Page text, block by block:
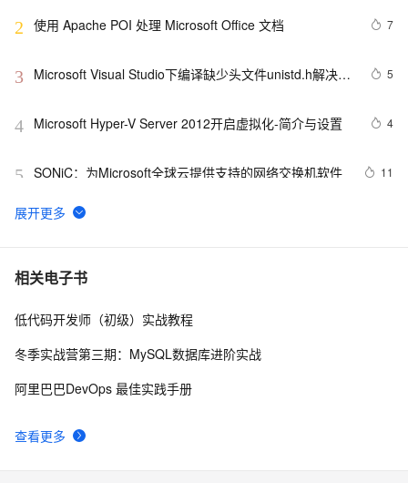
2 使用 Apache POI 处理 Microsoft Office 文档 7
3
Microsoft Visual Studio下编译缺少头文件unistd.h解决办
5
4 Microsoft Hyper-V Server 2012开启虚拟化-简介与设置 4
5 SONiC：为Microsoft全球云提供支持的网络交换机软件 11
6
未在本地计算机上注册“microsoft.ACE.oledb.12.0”提供
7 Microsoft 帐户异常登录活动，QQ邮箱代收hotmail邮件
8 Microsoft二任CEO业绩对比，说明什么？
的dll
相关电子书
查看更多
低代码开发师（初级）实战教程
冬季实战营第三期：MySQL数据库进阶实战
阿里巴巴DevOps 最佳实践手册